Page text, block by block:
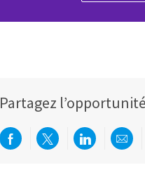
Partagez l’opportunité
Partager via Facebook
Partager via twitter
Partager via